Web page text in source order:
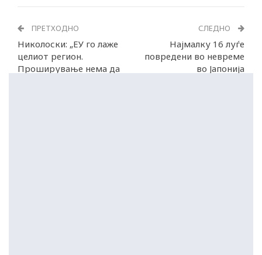
ПРЕТХОДНО
Николоски: „ЕУ го лаже
целиот регион.
Проширување нема да
СЛЕДНО
Најмалку 16 луѓе
повредени во невреме
во Јапонија